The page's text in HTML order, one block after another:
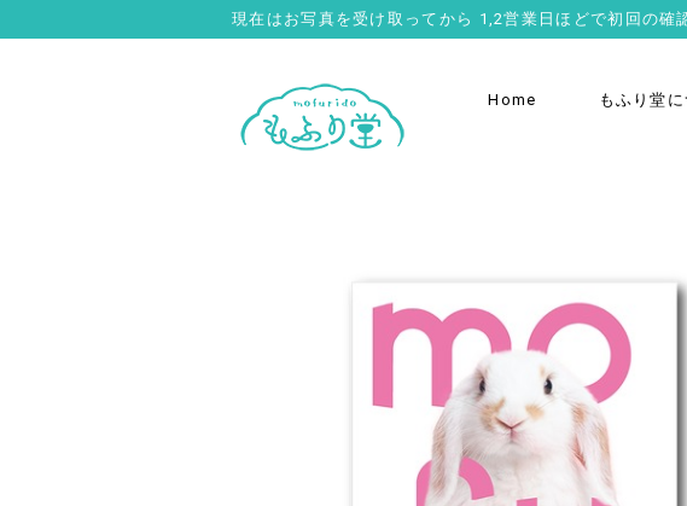
現在はお写真を受け取ってから 1,2営業日ほどで初回の確
Home もふり堂